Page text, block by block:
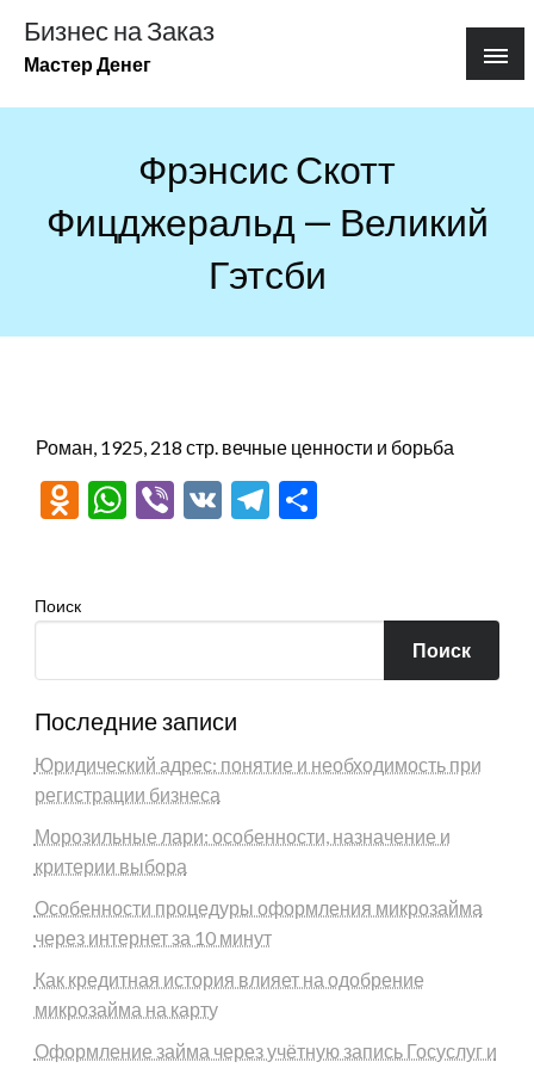
содержимому
Бизнес на Заказ
Мастер Денег
Фрэнсис Скотт
Фицджеральд — Великий
Гэтсби
Роман, 1925, 218 стр. вечные ценности и борьба
Odnoklassniki
WhatsApp
Viber
VK Telegram
Поиск
Поиск
Последние записи
Юридический адрес: понятие и необходимость при
регистрации бизнеса
Морозильные лари: особенности, назначение и
критерии выбора
Особенности процедуры оформления микрозайма
через интернет за 10 минут
Как кредитная история влияет на одобрение
микрозайма на карту
Оформление займа через учётную запись Госуслуг и